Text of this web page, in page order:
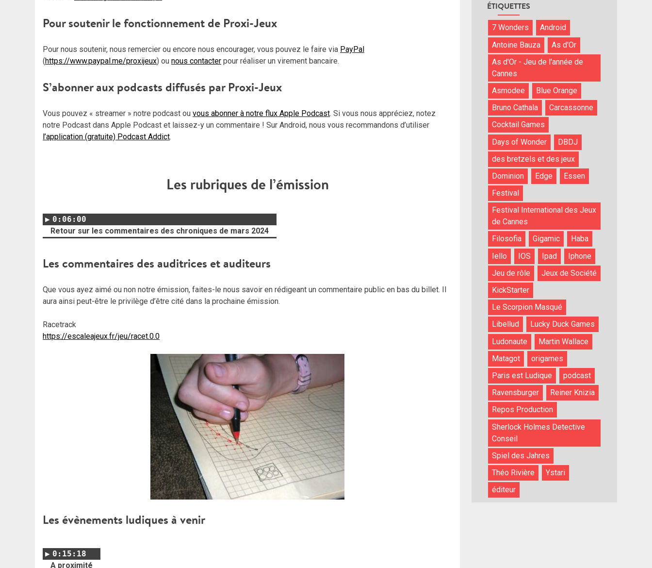
Pour soutenir le fonctionnement de Proxi-Jeux
Pour nous soutenir, nous remercier ou encore nous encourager, vous pouvez le faire via PayPal
(https://www.paypal.me/proxijeux) ou nous contacter pour réaliser un virement bancaire.
S’abonner aux podcasts diffusés par Proxi-Jeux
Vous pouvez « streamer » notre podcast ou vous abonner à notre flux Apple Podcast. Si vous nous appréciez, notez
notre Podcast dans Apple Podcast et laissez-y un commentaire ! Sur Android, nous vous recommandons d’utiliser
l’application (gratuite) Podcast Addict.
Les rubriques de l’émission
0:06:00
Retour sur les commentaires des chroniques de mars 2024
Les commentaires des auditrices et auditeurs
Que vous ayez aimé ou non notre émission, faites-le nous savoir en rédigeant un commentaire public en bas du billet. Il
aura ainsi peut-être le privilège d’être cité dans la prochaine émission.
Racetrack
https://escaleajeux.fr/jeu/racet.0.0
Les évènements ludiques à venir
0:15:18
A proximité
ÉTIQUETTES
7 Wonders
Android
Antoine Bauza
As d'Or
As d'Or - Jeu de l'année de
Cannes
Asmodee
Blue Orange
Bruno Cathala
Carcassonne
Cocktail Games
Days of Wonder
DBDJ
des bretzels et des jeux
Dominion
Edge
Essen
Festival
Festival International des Jeux
de Cannes
Filosofia
Gigamic
Haba
Iello
IOS Ipad
Iphone
Jeu de rôle
Jeux de Société
KickStarter
Le Scorpion Masqué
Libellud
Lucky Duck Games
Ludonaute
Martin Wallace
Matagot
origames
Paris est Ludique
podcast
Ravensburger
Reiner Knizia
Repos Production
Sherlock Holmes Detective
Conseil
Spiel des Jahres
Théo Rivière
Ystari
éditeur